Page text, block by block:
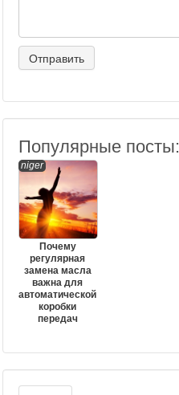
Популярные посты:
niger
Почему
регулярная
замена масла
важна для
автоматической
коробки
передач